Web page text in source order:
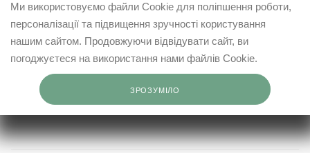
info@elfashop.ua
03148, місто Київ, вул. Івана Дзюби, 9
Ми використовуємо файли Cookie для поліпшення роботи,
персоналізації та підвищення зручності користування
нашим сайтом. Продовжуючи відвідувати сайт, ви
погоджуєтеся на використання нами файлів Cookie.
ЗРОЗУМІЛО